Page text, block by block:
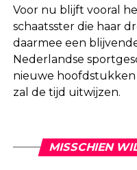
Voor nu blijft vooral
schaatsster die haar
daarmee een
Nederlandse
nieuwe
zal de tijd uitwijzen.
MISSCHIEN